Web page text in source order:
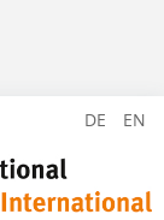
DE EN